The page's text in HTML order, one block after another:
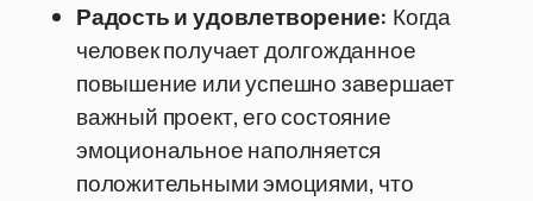
Радость и удовлетворение: Когда
человек получает долгожданное
повышение или успешно завершает
важный проект, его состояние
эмоциональное наполняется
положительными эмоциями, что